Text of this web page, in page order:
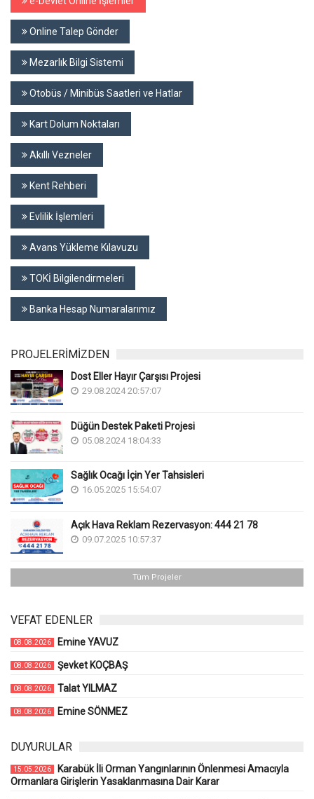
Online Talep Gönder
Mezarlık Bilgi Sistemi
Otobüs / Minibüs Saatleri ve Hatlar
Kart Dolum Noktaları
Akıllı Vezneler
Kent Rehberi
Evlilik İşlemleri
Avans Yükleme Kılavuzu
TOKİ Bilgilendirmeleri
Banka Hesap Numaralarımız
PROJELERİMİZDEN
Dost Eller Hayır Çarşısı Projesi
29.08.2024 20:57:07
Düğün Destek Paketi Projesi
05.08.2024 18:04:33
Sağlık Ocağı İçin Yer Tahsisleri
16.05.2025 15:54:07
Açık Hava Reklam Rezervasyon: 444 21 78
09.07.2025 10:57:37
Tüm Projeler
VEFAT EDENLER
08.08.2026 Emine YAVUZ
08.08.2026 Şevket KOÇBAŞ
08.08.2026 Talat YILMAZ
08.08.2026 Emine SÖNMEZ
DUYURULAR
15.05.2026
Karabük İli Orman Yangınlarının Önlenmesi Amacıyla
Ormanlara Girişlerin Yasaklanmasına Dair Karar